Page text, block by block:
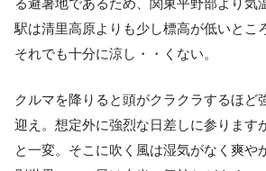
る避暑地であるため、関東平野部より気
駅は清里高原よりも少し標高が低いとこ
それでも十分に涼し・・くない。
クルマを降りると頭がクラクラするほど
迎え。想定外に強烈な日差しに参ります
と一変。そこに吹く風は湿気がなく爽や